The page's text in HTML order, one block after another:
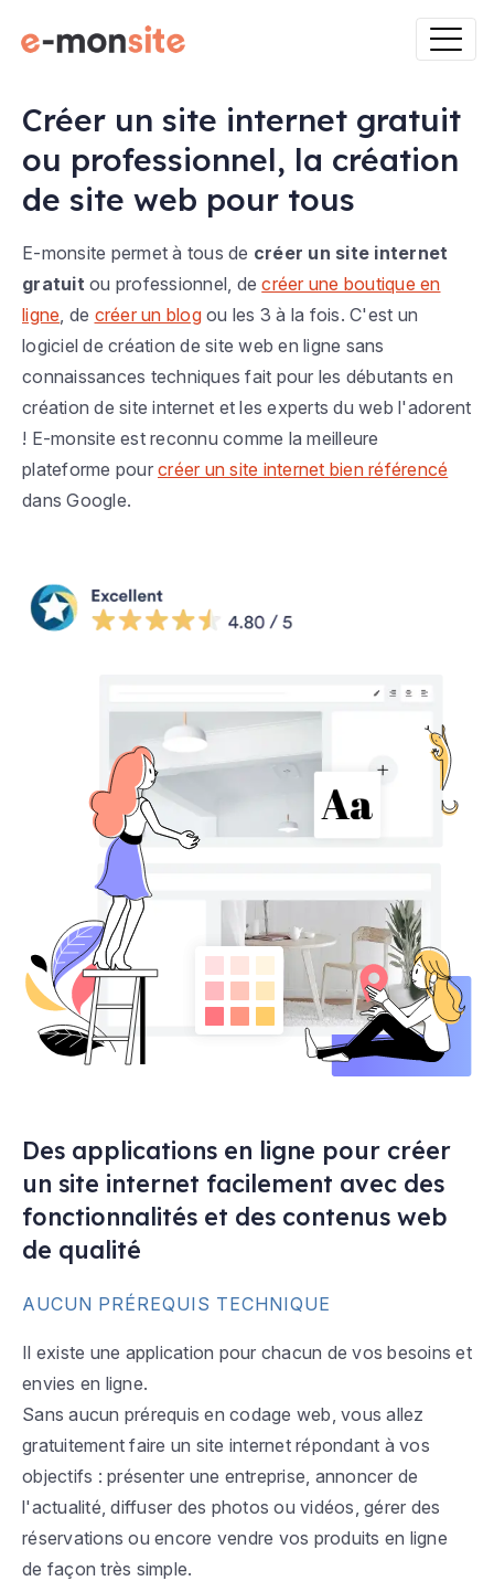
Créer un site internet gratuit
ou professionnel, la création
de site web pour tous
E-monsite permet à tous de créer un site internet
gratuit ou professionnel, decréer une boutique en
ligne , de créer un blogou les 3 à la fois. C'est un
logiciel de création de site web en ligne sans
connaissances techniques fait pour les débutants en
création de site internet et les experts du web l'adorent
! E-monsite est reconnu comme la meilleure
plateforme pour créer un site internet bien référencé
dans Google.
Des applications en ligne pour créer
un site internet facilement avec des
fonctionnalités et des contenus web
de qualité
AUCUN PRÉREQUIS TECHNIQUE
Il existe une application pour chacun de vos besoins et
envies en ligne.
Sans aucun prérequis en codage web, vous allez
gratuitement faire un site internet répondant à vos
objectifs : présenter une entreprise, annoncer de
l'actualité, diffuser des photos ou vidéos, gérer des
réservations ou encore vendre vos produits en ligne
de façon très simple.